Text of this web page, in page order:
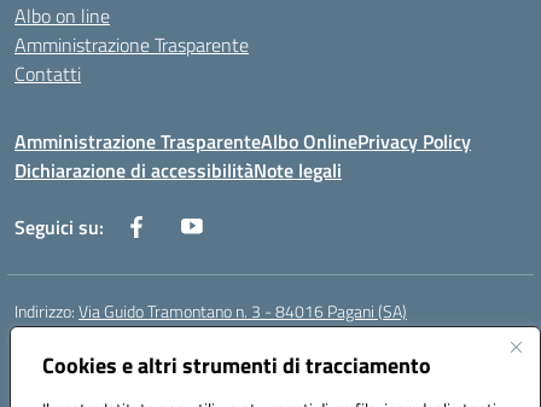
Cookies e altri strumenti di tracciamento
Albo on line
Amministrazione Trasparente
Contatti
Amministrazione TrasparenteAlbo OnlinePrivacy Policy
Dichiarazione di accessibilitàNote legali
Seguici su:
Indirizzo:Via Guido Tramontano n. 3 - 84016 Pagani (SA)
Centralino:
Posta elettronica certificata (PEC):saps08000t@pec.istruzione.it